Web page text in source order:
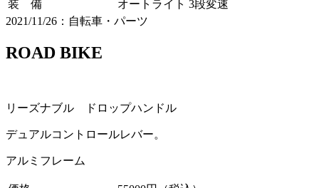
装 備
オートライト 3段変速
2021/11/26：自転車・パーツ
ROAD BIKE
リーズナブル ドロップハンドル
デュアルコントロールレバー。
アルミフレーム